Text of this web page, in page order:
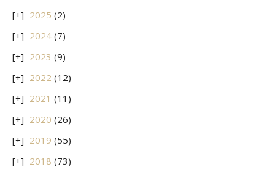
2025 (2)
2024 (7)
2023 (9)
2022 (12)
2021 (11)
2020 (26)
2019 (55)
2018 (73)